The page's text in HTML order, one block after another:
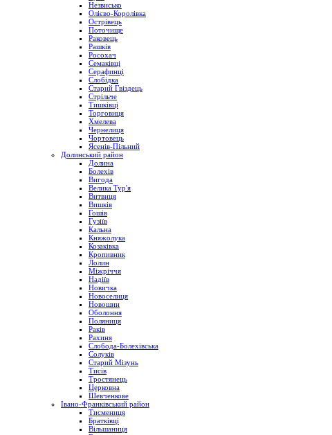
Незвисько
Олієво-Королівка
Острівець
Поточище
Раковець
Рашків
Росохач
Семаківці
Серафинці
Слобідка
Старий Гвіздець
Стрільче
Тишківці
Торговиця
Хмелева
Чернелиця
Чортовець
Ясенів-Пільний
Долинський район
Долина
Болехів
Вигода
Велика Тур'я
Витвиця
Вишків
Гошів
Гузіїв
Кальна
Княжолука
Козаківка
Кропивник
Лолин
Міжріччя
Надіїв
Новичка
Новоселиця
Новошин
Оболоння
Поляниця
Раків
Рахиня
Слобода-Болехівська
Солуків
Старий Мізунь
Тисів
Тростянець
Церковна
Шевченкове
Івано-Франківський район
Тисмениця
Братківці
Вільшаниця